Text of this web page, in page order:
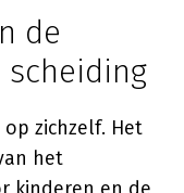
de
scheiding
zichzelf. Het
het